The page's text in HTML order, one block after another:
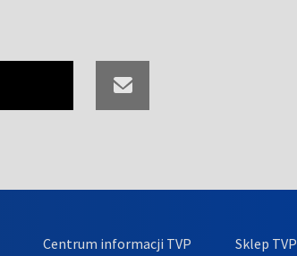
Centrum informacji TVP
Sklep TVP